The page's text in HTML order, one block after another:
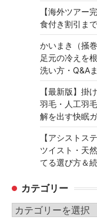
【海外ツアー
食付き割引ま
かいまき（掻
足元の冷えを
洗い方・Q&A
【最新版】掛
羽毛・人工羽
解を出す快眠
【アシストス
ツイスト・天
てる選び方＆
カテゴリー
カ